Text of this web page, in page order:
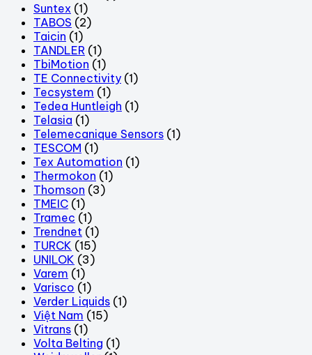
Suntex (1)
TABOS (2)
Taicin (1)
TANDLER (1)
TbiMotion (1)
TE Connectivity (1)
Tecsystem (1)
Tedea Huntleigh (1)
Telasia (1)
Telemecanique Sensors (1)
TESCOM (1)
Tex Automation (1)
Thermokon (1)
Thomson (3)
TMEIC (1)
Tramec (1)
Trendnet (1)
TURCK (15)
UNILOK (3)
Varem (1)
Varisco (1)
Verder Liquids (1)
Việt Nam (15)
Vitrans (1)
Volta Belting (1)